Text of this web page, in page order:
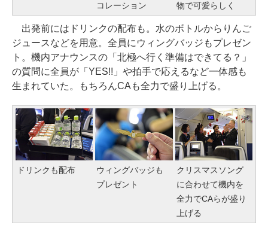
コレーション
物で可愛らしく
出発前にはドリンクの配布も。水のボトルからりんご
ジュースなどを用意。全員にウィングバッジもプレゼン
ト。機内アナウンスの「北極へ行く準備はできてる？」
の質問に全員が「YES!!」や拍手で応えるなど一体感も
生まれていた。もちろんCAも全力で盛り上げる。
ドリンクも配布
ウィングバッジも
プレゼント
クリスマスソング
に合わせて機内を
全力でCAらが盛り
上げる